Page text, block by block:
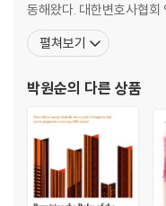
* 세 번째 이야기
재미 - 벽을 밀면 문이 되는
더불어 - 느려서 빠른 상냥한
도덕성 - 약해서 강인한 아름
행복 - 최고의 기쁨, 최고의
동해왔다. 대한변호사협
구소 이사장, 한겨레신문
으로 활동한 것도 그 시대
펼쳐보기
박원순의 다른 상품